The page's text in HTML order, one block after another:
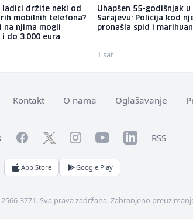
ladici držite neki od
mobilnih telefona?
na njima mogli
do 3.000 eura
Uhapšen 55-godišnjak u
Sarajevu: Policija kod
pronašla spid i
1 sat
Kontakt O nama Oglašavanje
FacebookTwitterInstagramYouTubeLinkedInRSS
App Store Google Play
3771. Sva prava zadržana. Zabranjeno